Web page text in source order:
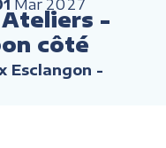
Mar 2027
Ateliers -
côté
Esclangon -